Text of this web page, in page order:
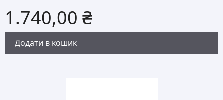
1.740,00 ₴
Додати в кошик